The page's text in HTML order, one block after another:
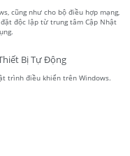
cũng như cho bộ điều hợp mạng,
độc lập từ trung tâm Cập Nhật
Bị Tự Động
trình điều khiển trên Windows.